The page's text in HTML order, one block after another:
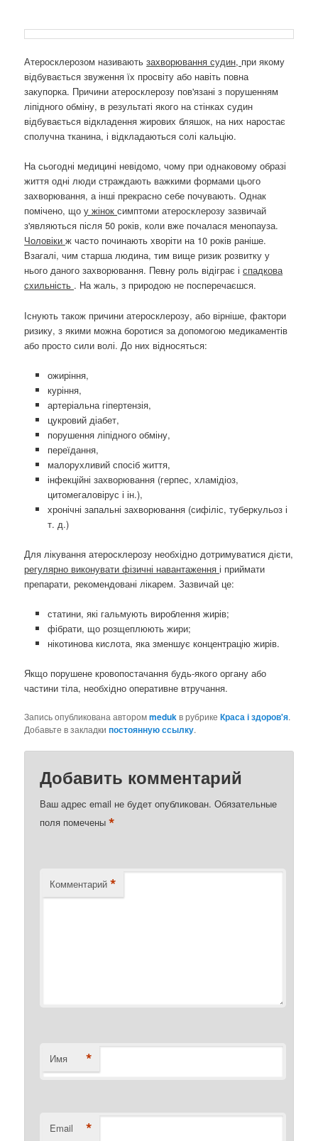
Атеросклерозом називаютьзахворювання судин, при якому
відбувається звуження їх просвіту або навіть повна
закупорка. Причини атеросклерозу пов'язані з порушенням
ліпідного обміну, в результаті якого на стінках судин
відбувається відкладення жирових бляшок, на них наростає
сполучна тканина, і відкладаються солі кальцію.
На сьогодні медицині невідомо, чому при однаковому образі
життя одні люди страждають важкими формами цього
захворювання, а інші прекрасно себе почувають. Однак
помічено, щоу жіноксимптоми атеросклерозу зазвичай
з'являються після 50 років, коли вже почалася менопауза.
Чоловікиж часто починають хворіти на 10 років раніше.
Взагалі, чим старша людина, тим вище ризик розвитку у
нього даного захворювання. Певну роль відіграє іспадкова
схильність . На жаль, з природою не посперечаєшся.
Існують також причини атеросклерозу, або вірніше, фактори
ризику, з якими можна боротися за допомогою медикаментів
або просто сили волі. До них відносяться:
ожиріння,
куріння,
артеріальна гіпертензія,
цукровий діабет,
порушення ліпідного обміну,
переїдання,
малорухливий спосіб життя,
інфекційні захворювання (герпес, хламідіоз,
цитомегаловірус і ін.),
хронічні запальні захворювання (сифіліс, туберкульоз і
т. д.)
Для лікування атеросклерозу необхідно дотримуватися дієти,
регулярно виконувати фізичні навантаженняі приймати
препарати, рекомендовані лікарем. Зазвичай це:
статини, які гальмують вироблення жирів;
фібрати, що розщеплюють жири;
нікотинова кислота, яка зменшує концентрацію жирів.
Якщо порушене кровопостачання будь-якого органу або
частини тіла, необхідно оперативне втручання.
Запись опубликована авторомmedukв рубрикеКраса і здоров'я.
Добавьте в закладкипостоянную ссылку.
Добавить комментарий
Ваш адрес email не будет опубликован. Обязательные
поля помечены*
Комментарий *
Имя *
Email *